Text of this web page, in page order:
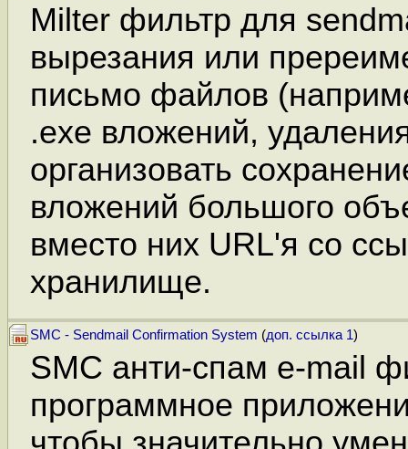
Milter фильтр для
вырезания или
письмо файлов
.exe вложений,
организовать
вложений большого
вместо них URL'я со
хранилище.
SMC - Sendmail Confirmation System (доп. ссылка 1)
SMC анти-спам e-mail
программное